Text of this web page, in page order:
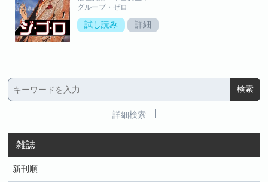
グループ・ゼロ
試し読み 詳細
詳細検索
雑誌
新刊順